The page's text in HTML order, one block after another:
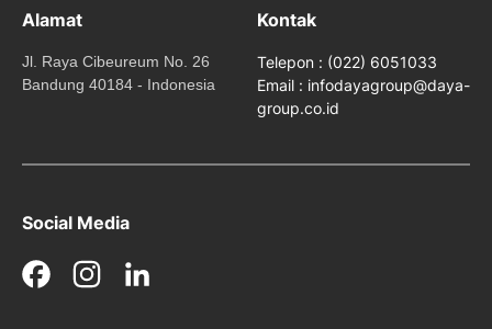
Alamat
Jl. Raya Cibeureum No. 26
Bandung 40184 - Indonesia
Kontak
Telepon : (022) 6051033
Email : infodayagroup@daya-
group.co.id
Social Media
FacebookInstagram